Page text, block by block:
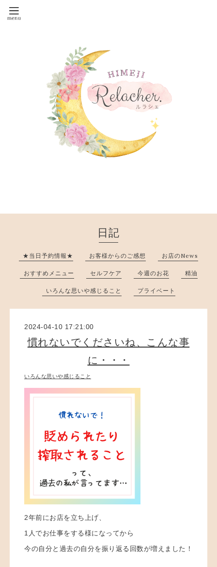
日記
★当日予約情報★ お客様からのご感想 お店のNews
おすすめメニュー セルフケア 今週のお花 精油
いろんな思いや感じること プライベート
2024-04-10 17:21:00
慣れないでくださいね、こんな事
に・・・
いろんな思いや感じること
2年前にお店を立ち上げ、
1人でお仕事をする様になってから
今の自分と過去の自分を振り返る回数が増えました！